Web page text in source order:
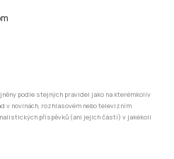
podle stejných pravidel jako na kterémkoliv
v novinách, rozhlasovém nebo televizním
příspěvků (ani jejich částí) v jakékoli